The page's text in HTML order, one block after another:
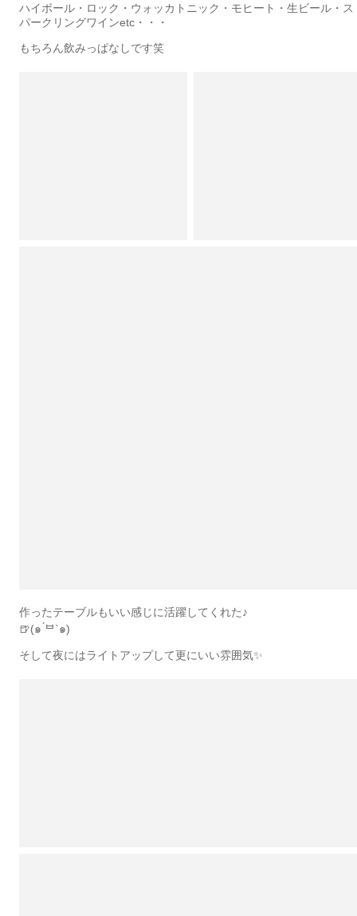
ハイボール・ロック・ウォッカトニック・モヒート・生ビール・ス
パークリングワインetc・・・
もちろん飲みっぱなしです笑
作ったテーブルもいい感じに活躍してくれた♪
🍺(๑ ́ᄇ`๑)
そして夜にはライトアップして更にいい雰囲気✨